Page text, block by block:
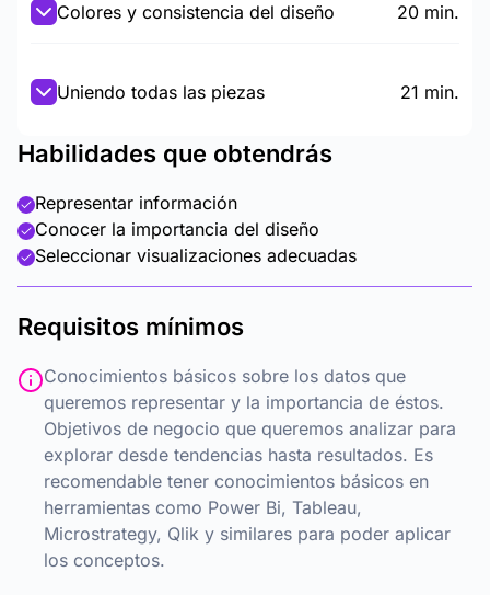
Colores y consistencia del diseño 20 min.
Uniendo todas las piezas 21 min.
Habilidades que obtendrás
Representar información
Conocer la importancia del diseño
Seleccionar visualizaciones adecuadas
Requisitos mínimos
Conocimientos básicos sobre los datos que
queremos representar y la importancia de éstos.
Objetivos de negocio que queremos analizar para
explorar desde tendencias hasta resultados. Es
recomendable tener conocimientos básicos en
herramientas como Power Bi, Tableau,
Microstrategy, Qlik y similares para poder aplicar
los conceptos.